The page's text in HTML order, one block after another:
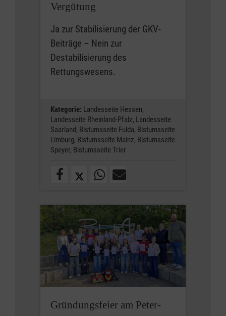
Vergütung
Ja zur Stabilisierung der GKV-
Beiträge – Nein zur
Destabilisierung des
Rettungswesens.
Kategorie: Landesseite Hessen,
Landesseite Rheinland-Pfalz, Landesseite
Saarland, Bistumsseite Fulda, Bistumsseite
Limburg, Bistumsseite Mainz, Bistumsseite
Speyer, Bistumsseite Trier
Gründungsfeier am Peter-